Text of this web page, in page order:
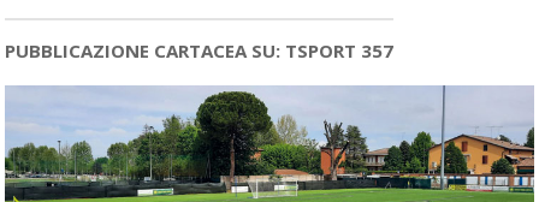
PUBBLICAZIONE CARTACEA SU: TSPORT 357